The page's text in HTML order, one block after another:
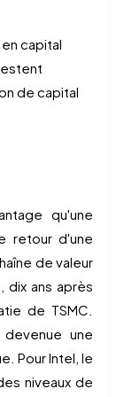
capital
de capital
qu'une
retour d'une
de valeur
dix ans après
de TSMC.
une
Pour Intel, le
niveaux de